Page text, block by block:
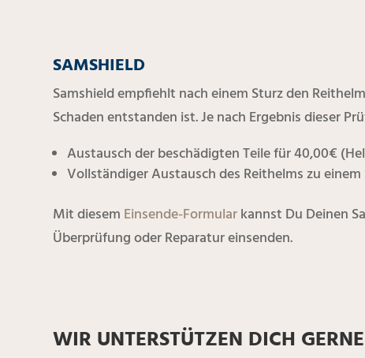
SAMSHIELD
Samshield empfiehlt nach einem Sturz den
Schaden entstanden ist. Je nach Ergebnis dieser
Austausch der beschädigten Teile für 40,00€
Vollständiger Austausch des Reithelms zu einem
Mit diesem Einsende-Formularkannst Du Deinen
Überprüfung oder Reparatur einsenden.
WIR UNTERSTÜTZEN DICH